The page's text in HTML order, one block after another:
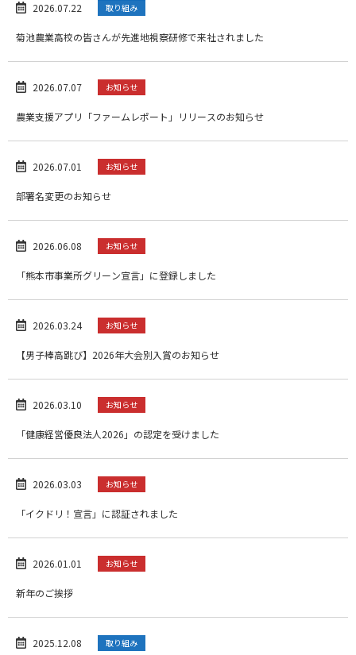
2026.07.22 取り組み
菊池農業高校の皆さんが先進地視察研修で来社されました
2026.07.07 お知らせ
農業支援アプリ「ファームレポート」リリースのお知らせ
2026.07.01 お知らせ
部署名変更のお知らせ
2026.06.08 お知らせ
「熊本市事業所グリーン宣言」に登録しました
2026.03.24 お知らせ
【男子棒高跳び】2026年大会別入賞のお知らせ
2026.03.10 お知らせ
「健康経営優良法人2026」の認定を受けました
2026.03.03 お知らせ
「イクドリ！宣言」に認証されました
2026.01.01 お知らせ
新年のご挨拶
2025.12.08 取り組み